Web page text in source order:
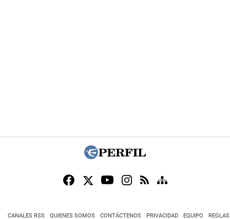
CANALES RSS QUIENES SOMOS CONTÁCTENOS PRIVACIDAD EQUIPO